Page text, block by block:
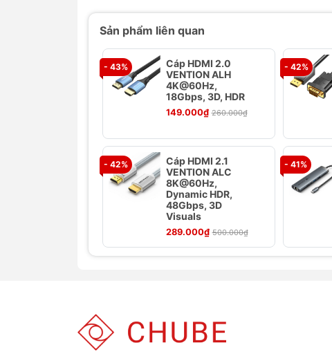
gồm các dòng điện thoại, máy tính
dễ dàng sử dụng một cáp cho nhiều
4. Chất Lượng Bền Bỉ
Vật liệu cao cấp: Cáp được làm từ vật
quá trình sử dụng. Thiết kế chống
5. Truyền Dữ Liệu Ổn Định
Hiệu suất truyền tải
: Cáp cung cấp
tập tin, hình ảnh và video một cách
Thông số kỹ thuật
Thương hiệu: Baseus
Chất liệu: PC + nylon
Sản phẩm liên quan
- 43%
Cáp HDMI 2.0
VENTION ALH
4K@60Hz,
18Gbps, 3D, HDR
149.000₫ 260.000₫
- 42%
- 42%
Cáp HDMI 2.1
VENTION ALC
8K@60Hz,
Dynamic HDR,
48Gbps, 3D
Visuals
289.000₫ 500.000₫
- 41%